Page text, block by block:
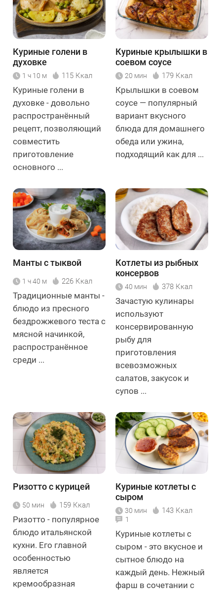
Куриные голени в
духовке
1 ч 10 м 115 Ккал
Куриные голени в
духовке - довольно
распространённый
рецепт, позволяющий
совместить
приготовление
основного ...
Куриные крылышки в
соевом соусе
20 мин 179 Ккал
Крылышки в соевом
соусе — популярный
вариант вкусного
блюда для домашнего
обеда или ужина,
подходящий как для ...
Манты с тыквой
1 ч 40 м 226 Ккал
Традиционные манты -
блюдо из пресного
бездрожжевого теста с
мясной начинкой,
распространённое
среди ...
Котлеты из рыбных
консервов
40 мин 378 Ккал
Зачастую кулинары
используют
консервированную
рыбу для
приготовления
всевозможных
салатов, закусок и
супов ...
Ризотто с курицей
50 мин 159 Ккал
Ризотто - популярное
блюдо итальянской
кухни. Его главной
особенностью
является
кремообразная
Куриные котлеты с
сыром
30 мин 143 Ккал
1
Куриные котлеты с
сыром - это вкусное и
сытное блюдо на
каждый день. Нежный
фарш в сочетании с